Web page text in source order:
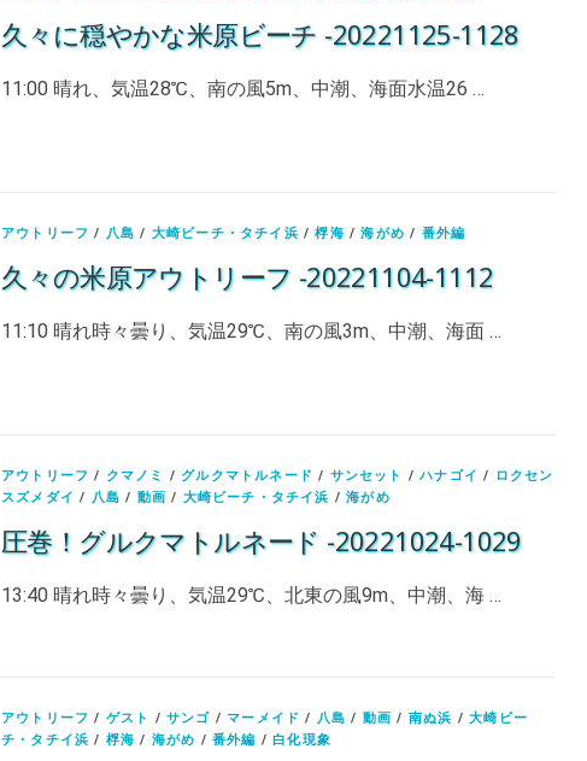
久々に穏やかな米原ビーチ -20221125-1128
11:00 晴れ、気温28℃、南の風5m、中潮、海面水温26 …
アウトリーフ / 八島 / 大崎ビーチ・タチイ浜 /桴海 /海がめ / 番外編
久々の米原アウトリーフ -20221104-1112
11:10 晴れ時々曇り、気温29℃、南の風3m、中潮、海面 …
アウトリーフ / クマノミ / グルクマトルネード / サンセット /ハナゴイ /
ロクセン
スズメダイ / 八島 / 動画 / 大崎ビーチ・タチイ浜 /海がめ
圧巻！グルクマトルネード -20221024-1029
13:40 晴れ時々曇り、気温29℃、北東の風9m、中潮、海 …
アウトリーフ / ゲスト /サンゴ /マーメイド / 八島 / 動画 / 南ぬ浜 /大崎ビー
チ・タチイ浜 / 桴海 / 海がめ /番外編 /白化現象